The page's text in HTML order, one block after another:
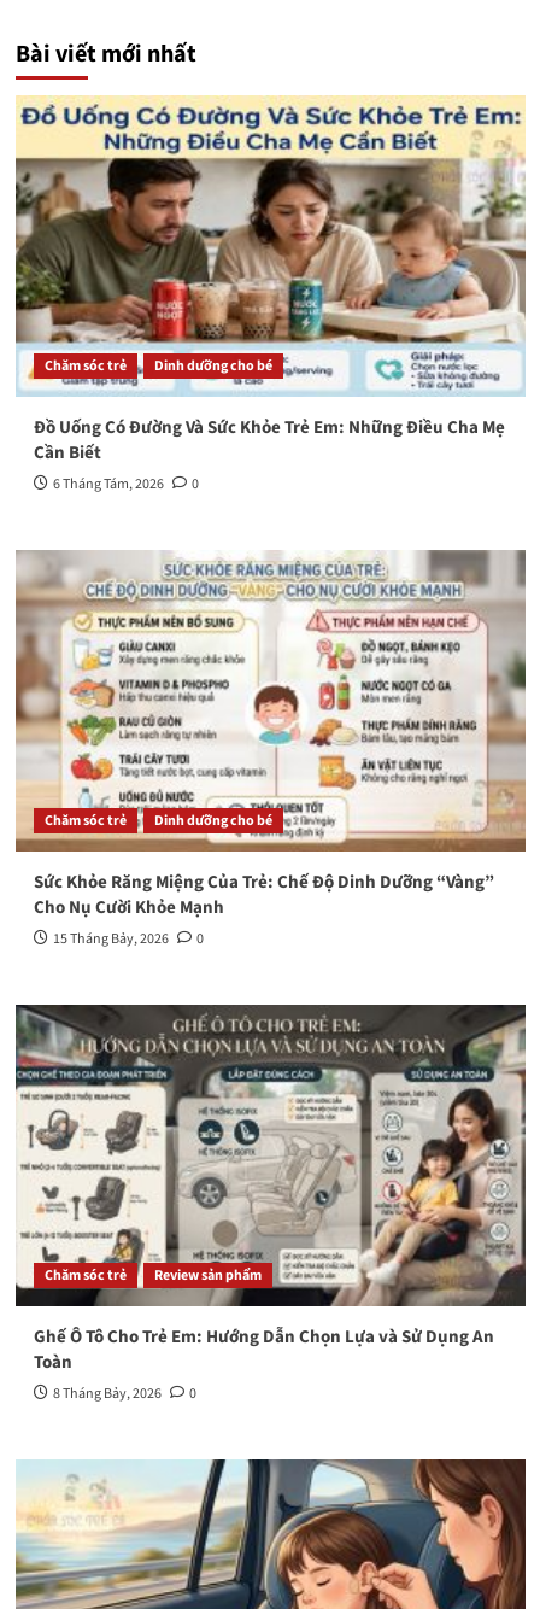
Bài viết mới nhất
Chăm sóc trẻ Dinh dưỡng cho bé
Đồ Uống Có Đường Và Sức Khỏe Trẻ Em: Những Điều Cha Mẹ
Cần Biết
6 Tháng Tám, 2026 0
Chăm sóc trẻ Dinh dưỡng cho bé
Sức Khỏe Răng Miệng Của Trẻ: Chế Độ Dinh Dưỡng “Vàng”
Cho Nụ Cười Khỏe Mạnh
15 Tháng Bảy, 2026 0
Chăm sóc trẻ Review sản phẩm
Ghế Ô Tô Cho Trẻ Em: Hướng Dẫn Chọn Lựa và Sử Dụng An
Toàn
8 Tháng Bảy, 2026 0